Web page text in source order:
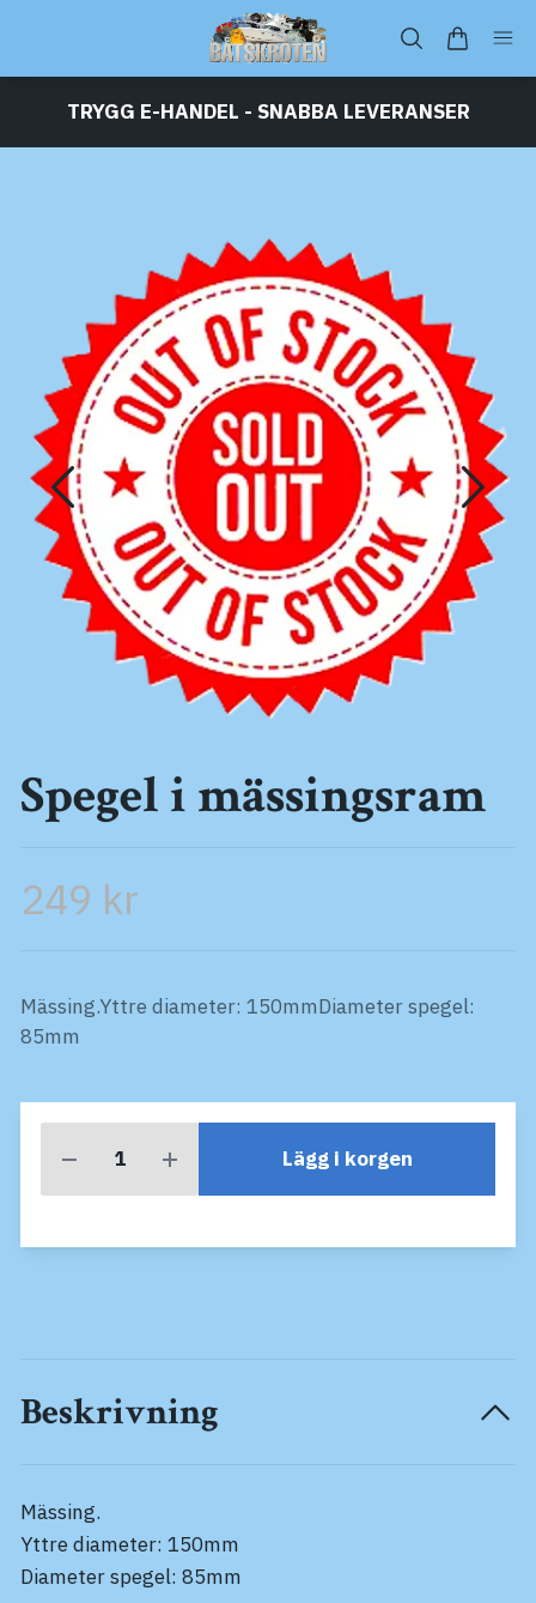
TRYGG E-HANDEL - SNABBA LEVERANSER
Spegel i mässingsram
249 kr
Mässing.Yttre diameter: 150mmDiameter spegel:
85mm
Lägg i korgen
Beskrivning
Mässing.
Yttre diameter: 150mm
Diameter spegel: 85mm